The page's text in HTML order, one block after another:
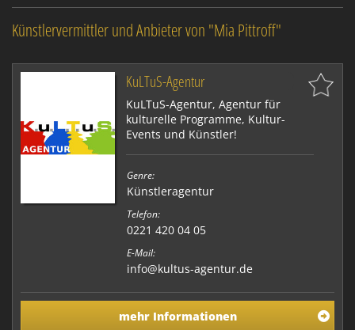
Künstlervermittler und Anbieter von "Mia Pittroff"
KuLTuS-Agentur
KuLTuS-Agentur, Agentur für
kulturelle Programme, Kultur-
Events und Künstler!
Genre:
Künstleragentur
Telefon:
0221 420 04 05
E-Mail:
info@kultus-agentur.de
mehr Informationen